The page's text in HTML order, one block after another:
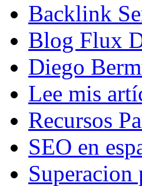
Backlink
Blog Flux
Diego
Lee mis
Recursos
SEO en
Superacion